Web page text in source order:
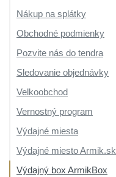
Nákup na splátky
Obchodné podmienky
Pozvite nás do tendra
Sledovanie objednávky
Velkoobchod
Vernostný program
Výdajné miesta
Výdajné miesto Armik.sk
Výdajný box ArmikBox